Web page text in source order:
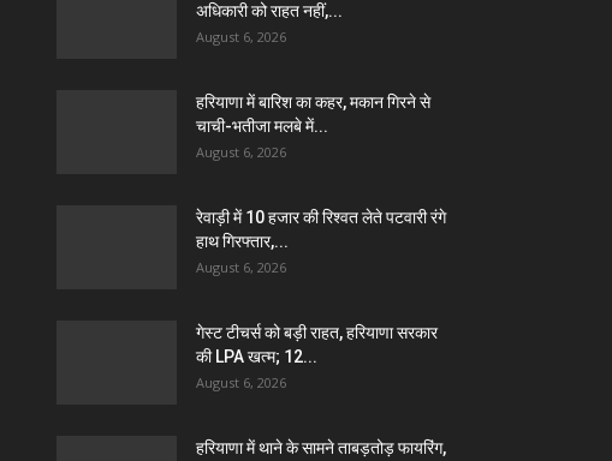
अधिकारी को राहत नहीं,...
August 6, 2026
हरियाणा में बारिश का कहर, मकान गिरने से
चाची-भतीजा मलबे में...
August 6, 2026
रेवाड़ी में 10 हजार की रिश्वत लेते पटवारी रंगे
हाथ गिरफ्तार,...
August 6, 2026
गेस्ट टीचर्स को बड़ी राहत, हरियाणा सरकार
की LPA खत्म; 12...
August 6, 2026
हरियाणा में थाने के सामने ताबड़तोड़ फायरिंग,